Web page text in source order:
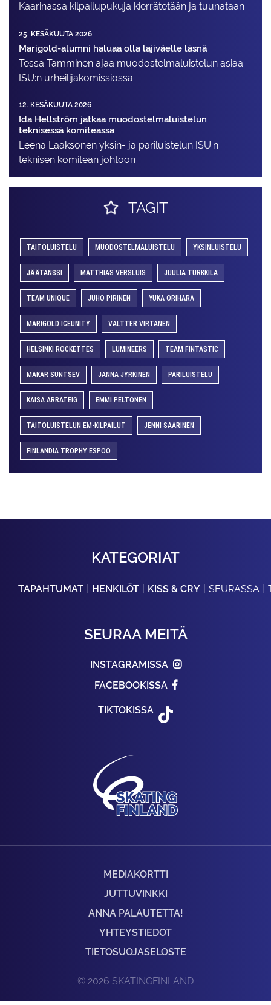
Kaarinassa kilpailupukuja kierrätetään ja tuunataan
25. KESÄKUUTA 2026
Marigold-alumni haluaa olla lajiväelle läsnä
Tessa Tamminen ajaa muodostelma­luistelun asiaa
ISU:n urheilija­komissiossa
12. KESÄKUUTA 2026
Ida Hellström jatkaa muodostelmaluistelun
teknisessä komiteassa
Leena Laaksonen yksin- ja pariluistelun ISU:n
teknisen komitean johtoon
TAGIT
TAITOLUISTELU MUODOSTELMALUISTELU YKSINLUISTELU
JÄÄTANSSI MATTHIAS VERSLUIS JUULIA TURKKILA
TEAM UNIQUE JUHO PIRINEN YUKA ORIHARA
MARIGOLD ICEUNITY VALTTER VIRTANEN
HELSINKI ROCKETTES LUMINEERS TEAM FINTASTIC
MAKAR SUNTSEV JANNA JYRKINEN PARILUISTELU
KAISA ARRATEIG EMMI PELTONEN
TAITOLUISTELUN EM-KILPAILUT JENNI SAARINEN
FINLANDIA TROPHY ESPOO
KATEGORIAT
TAPAHTUMAT HENKILÖT KISS & CRY SEURASSA
SEURAA MEITÄ
INSTAGRAMISSA
FACEBOOKISSA
TIKTOKISSA
MEDIAKORTTI
JUTTUVINKKI
ANNA PALAUTETTA!
YHTEYSTIEDOT
TIETOSUOJASELOSTE
© 2026 SKATINGFINLAND